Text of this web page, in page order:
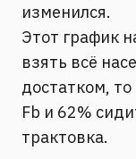
изменился.
Этот график
взять всё
достатком,
Fb и 62%
трактовка.